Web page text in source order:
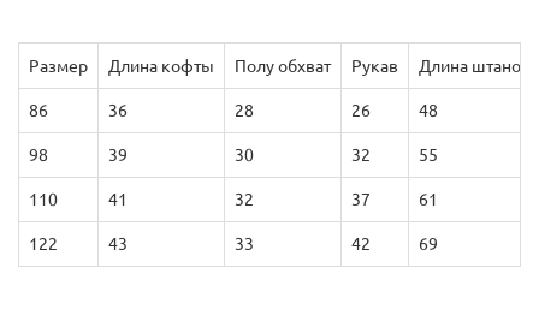
Размер Длина кофты Полу обхват Рукав Длина штанов
86 36 28 26 48
98 39 30 32 55
110 41 32 37 61
122 43 33 42 69